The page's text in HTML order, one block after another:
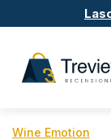
Wine Emotion